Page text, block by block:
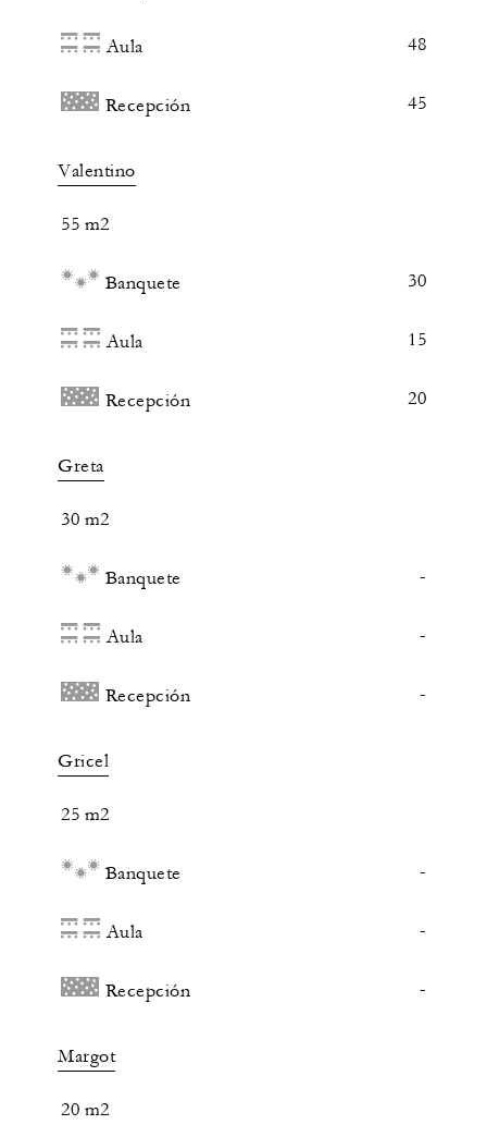
Aula 48
Recepción 45
Valentino
55 m2
Banquete 30
Aula 15
Recepción 20
Greta
30 m2
Banquete -
Aula -
Recepción -
Gricel
25 m2
Banquete -
Aula -
Recepción -
Margot
20 m2